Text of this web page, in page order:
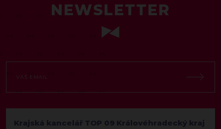
NEWSLETTER
Krajská kancelář TOP 09 Královéhradecký kraj